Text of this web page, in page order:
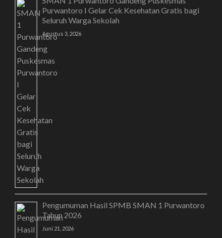
Purwantoro I Gelar Cek Kesehatan Gratis bagi
Seluruh Warga Sekolah
Agustus 3, 2026
Pengumuman Hasil SPMB SMAN 1 Purwantoro
Tahun 2026
Juni 21, 2026